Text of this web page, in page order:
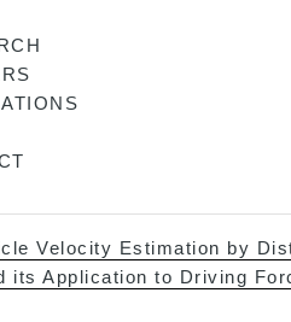
Velocity Estimation by
its Application to Driving